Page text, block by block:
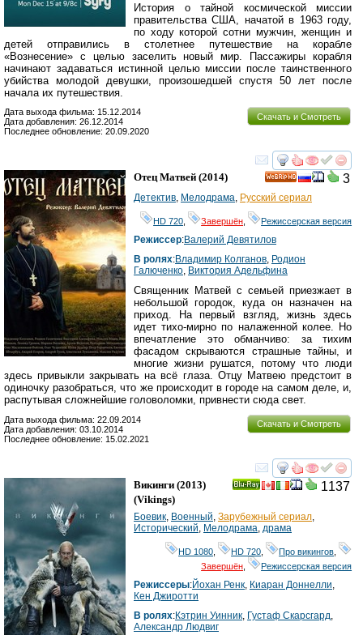
История о тайной космической миссии
правительства США, начатой в 1963 году,
по ходу которой сотни мужчин, женщин и
детей отправились в столетнее путешествие на корабле
«Вознесение» с целью заселить новый мир. Пассажиры корабля
начинают задаваться истинной целью миссии после таинственного
убийства молодой девушки, произошедшей спустя 50 лет после
начала их путешествия.
Скачать и Смотреть
Дата выхода фильма: 15.12.2014
Дата добавления: 26.12.2014
Последнее обновление: 20.09.2020
смотреть
3
Отец Матвей (2014)
Детектив, Мелодрама, Русский сериал
HD 720 Завершён Режиссерская версия
Режиссер:Валерий Девятилов
В ролях:Владимир Колганов, Родион
Галюченко, Виктория Адельфина
Священник Матвей с семьей приезжает в
небольшой городок, куда он назначен на
приход. На первый взгляд, жизнь здесь
идет тихо-мирно по налаженной колее. Но
впечатление это обманчиво: за тихим
фасадом скрываются страшные тайны, и
многие жизни рушатся, потому что люди
здесь привыкли закрывать на всё глаза. Отцу Матвею предстоит в
одиночку разобраться, что же происходит в городе на самом деле, и,
распутывая сложнейшие головоломки, привнести сюда свет.
Скачать и Смотреть
Дата выхода фильма: 22.09.2014
Дата добавления: 03.10.2014
Последнее обновление: 15.02.2021
смотреть
1137
Викинги (2013)
(Vikings)
Боевик, Военный, Зарубежный сериал,
Исторический, Мелодрама, драма
HD 1080 HD 720 Про викингов
Завершён
Режиссерская версия
Режиссеры:Йохан Ренк, Киаран Доннелли,
Кен Джиротти
В ролях:Кэтрин Уинник, Густаф Скарсгард,
Александр Людвиг